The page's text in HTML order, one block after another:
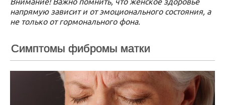
напрямую зависит и от эмоционального состояния, а
не только от гормонального фона.
Симптомы фибромы матки